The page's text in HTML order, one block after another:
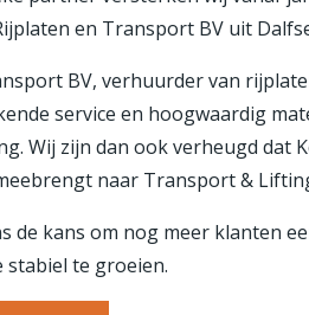
en Transport BV uit
BV, verhuurder van
service en hoogwaardig
Wij zijn dan ook verheugd dat
naar Transport &
de kans om nog meer klanten
te groeien.